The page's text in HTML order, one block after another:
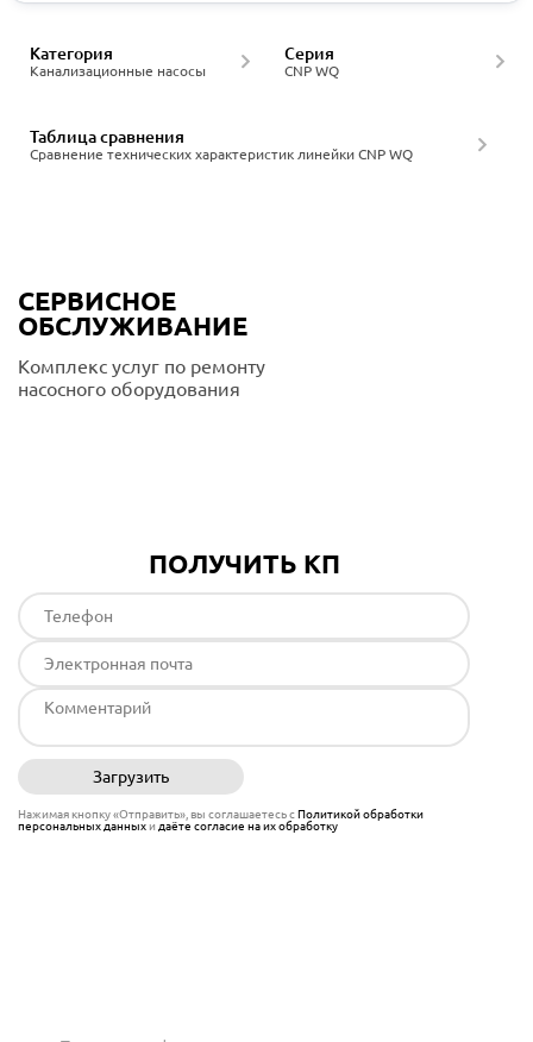
Канализационные насосы
Категория
CNP WQ
Серия
Сравнение технических характеристик линейки CNP WQ
Таблица сравнения
СЕРВИСНОЕ
ОБСЛУЖИВАНИЕ
Комплекс услуг по ремонту
насосного оборудования
ПОЛУЧИТЬ КП
Загрузить
Нажимая кнопку «Отправить», вы соглашаетесь сПолитикой обработки
персональных данныхи даёте согласие на их обработку